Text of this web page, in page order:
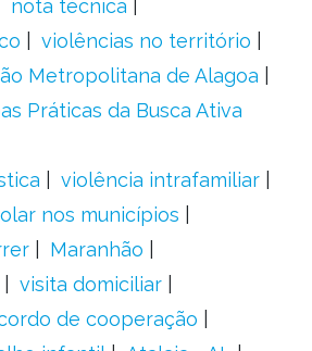
nota técnica
violências no território
Metropolitana de Alagoa
Práticas da Busca Ativa
violência intrafamiliar
nos municípios
Maranhão
visita domiciliar
de cooperação